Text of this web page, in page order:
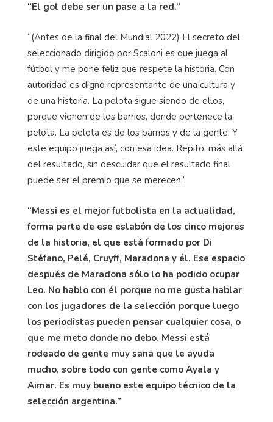
“El gol debe ser un pase a la red.”
“(Antes de la final del Mundial 2022) El secreto del
seleccionado dirigido por Scaloni es que juega al
fútbol y me pone feliz que respete la historia. Con
autoridad es digno representante de una cultura y
de una historia. La pelota sigue siendo de ellos,
porque vienen de los barrios, donde pertenece la
pelota. La pelota es de los barrios y de la gente. Y
este equipo juega así, con esa idea. Repito: más allá
del resultado, sin descuidar que el resultado final
puede ser el premio que se merecen”.
“Messi es el mejor futbolista en la actualidad,
forma parte de ese eslabón de los cinco mejores
de la historia, el que está formado por Di
Stéfano, Pelé, Cruyff, Maradona y él. Ese espacio
después de Maradona sólo lo ha podido ocupar
Leo. No hablo con él porque no me gusta hablar
con los jugadores de la selección porque luego
los periodistas pueden pensar cualquier cosa, o
que me meto donde no debo. Messi está
rodeado de gente muy sana que le ayuda
mucho, sobre todo con gente como Ayala y
Aimar. Es muy bueno este equipo técnico de la
selección argentina.”